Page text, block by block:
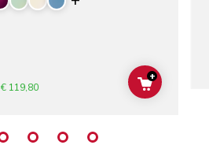
€ 119,80 ADD TO
+